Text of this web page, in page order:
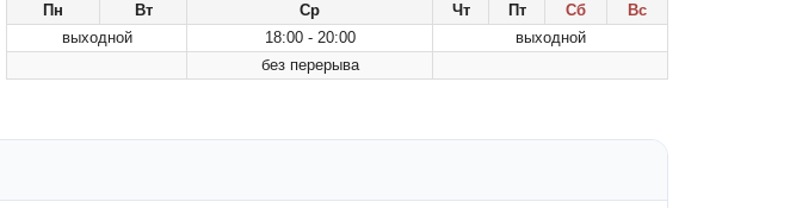
Пн Вт Ср Чт Пт Сб
Вс
выходной
18:00 - 20:00
выходной
без перерыва